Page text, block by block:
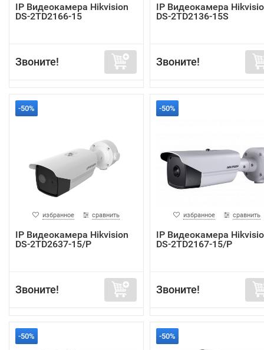
IP Видеокамера Hikvision
DS-2TD2166-15
Звоните!
IP Видеокамера
DS-2TD2136-15S
Звоните!
-50%
избранное сравнить
IP Видеокамера Hikvision
DS-2TD2637-15/P
Звоните!
-50%
избранное сравнить
IP Видеокамера
DS-2TD2167-15/P
Звоните!
-50% -50%